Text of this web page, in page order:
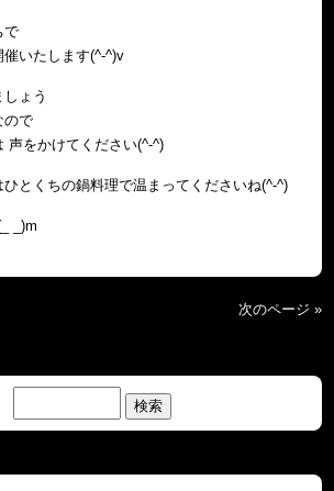
で
いたします(^-^)v
ょう
ので
声をかけてください(^-^)
とくちの鍋料理で温まってくださいね(^-^)
_)m
次のページ »
索: